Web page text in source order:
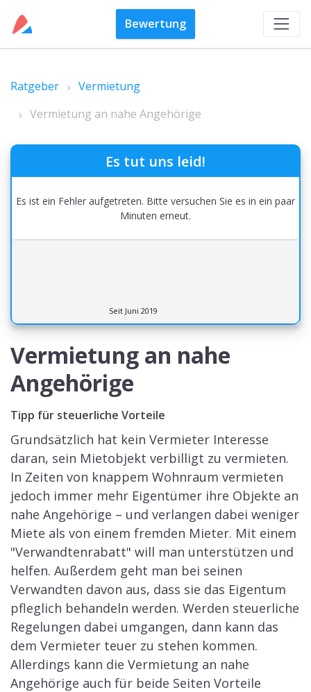
Bewertung
Ratgeber
Vermietung
Vermietung an nahe Angehörige
Vermietung an nahe
Angehörige
Tipp für steuerliche Vorteile
Grundsätzlich hat kein Vermieter Interesse
daran, sein Mietobjekt verbilligt zu vermieten.
In Zeiten von knappem Wohnraum vermieten
jedoch immer mehr Eigentümer ihre Objekte an
nahe Angehörige – und verlangen dabei weniger
Miete als von einem fremden Mieter. Mit einem
"Verwandtenrabatt" will man unterstützen und
helfen. Außerdem geht man bei seinen
Verwandten davon aus, dass sie das Eigentum
pfleglich behandeln werden. Werden steuerliche
Regelungen dabei umgangen, dann kann das
dem Vermieter teuer zu stehen kommen.
Allerdings kann die Vermietung an nahe
Angehörige auch für beide Seiten Vorteile
Es tut uns leid!
Es ist ein Fehler aufgetreten. Bitte versuchen Sie es in ein paar
Minuten erneut.
Seit Juni 2019